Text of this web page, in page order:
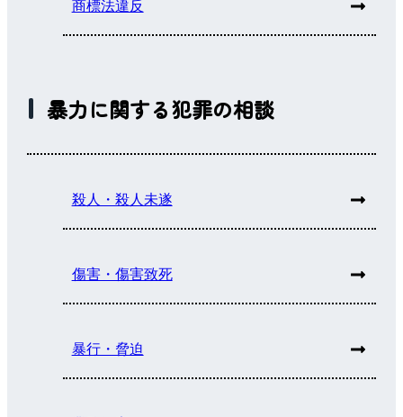
商標法違反
暴力に関する犯罪の相談
殺人・殺人未遂
傷害・傷害致死
暴行・脅迫